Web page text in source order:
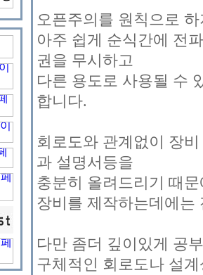
오픈주의를 원칙으로
아주 쉽게 순식간에 전
권을 무시하고
다른 용도로 사용될 수
합니다.
회로도와 관계없이 장
과 설명서등을
충분히 올려드리기 때
장비를 제작하는데에는
다만 좀더 깊이있게 공
구체적인 회로도나 설